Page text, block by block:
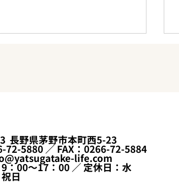
夫婦間の別荘売買、いくら安
いと「低額譲渡」になる？
——贈与税を招かないための
査定と契約書【茅野市の実
長野県茅野市本町西5-23
72-5880 ／ FAX：0266-72-5884
life.com
：00～17：00 ／ 定休日：水
日